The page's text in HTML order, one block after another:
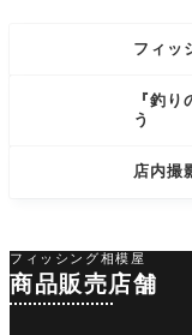
フィッ
『釣
う
店内撮
フィッシング相模屋
商品販売店舗